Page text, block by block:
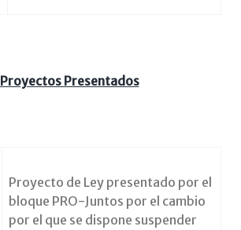
Proyectos Presentados
Proyecto de Ley presentado por el
bloque PRO-Juntos por el cambio
por el que se dispone suspender